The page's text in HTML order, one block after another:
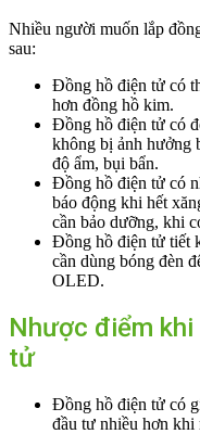
Nhiều người muốn lắp
sau:
Đồng hồ điện tử có
hơn đồng hồ kim.
Đồng hồ điện tử có
không bị ảnh hưởng
độ ẩm, bụi bẩn.
Đồng hồ điện tử có
báo động khi hết
cần bảo dưỡng, khi
Đồng hồ điện tử tiết
cần dùng bóng đèn
OLED.
Nhược điểm
tử
Đồng hồ điện tử có
đầu tư nhiều hơn khi